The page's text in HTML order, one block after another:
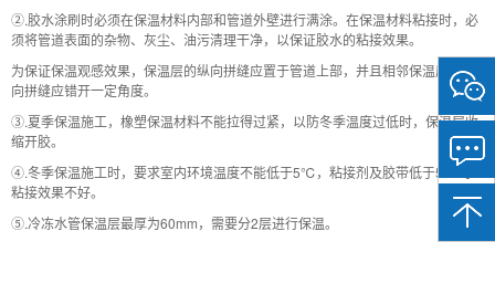
②.胶水涂刷时必须在保温材料内部和管道外壁进行满涂。在保温材料粘接时，必
须将管道表面的杂物、灰尘、油污清理干净，以保证胶水的粘接效果。
为保证保温观感效果，保温层的纵向拼缝应置于管道上部，并且相邻保温层的纵
向拼缝应错开一定角度。
③.夏季保温施工，橡塑保温材料不能拉得过紧，以防冬季温度过低时，保温层收
缩开胶。
④.冬季保温施工时，要求室内环境温度不能低于5℃，粘接剂及胶带低于5℃时
粘接效果不好。
⑤.冷冻水管保温层最厚为60mm，需要分2层进行保温。
扫
扫